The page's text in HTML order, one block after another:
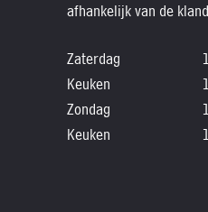
afhankelijk van de
Zaterdag
Keuken
Zondag
Keuken